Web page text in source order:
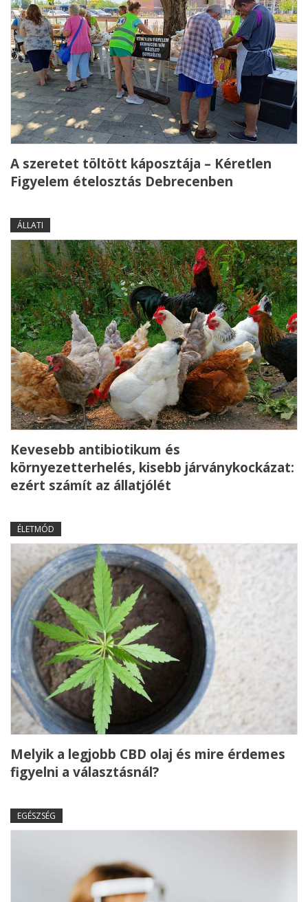
A szeretet töltött káposztája – Kéretlen
Figyelem ételosztás Debrecenben
ÁLLATI
Kevesebb antibiotikum és
környezetterhelés, kisebb járványkockázat:
ezért számít az állatjólét
ÉLETMÓD
Melyik a legjobb CBD olaj és mire érdemes
figyelni a választásnál?
EGÉSZSÉG